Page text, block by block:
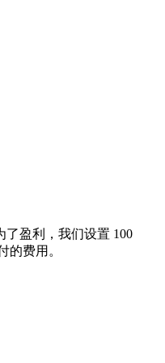
盈利，我们设置 100
的费用。